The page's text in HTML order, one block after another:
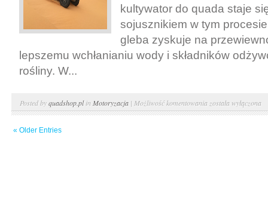
kultywator do quada staje
sojusznikiem w tym
gleba zyskuje na
lepszemu wchłanianiu wody i składników
rośliny. W...
Posted byquadshop.plin Motoryzacja | Możliwość komentowania Kultywator
do
została wyłączona
« Older Entries